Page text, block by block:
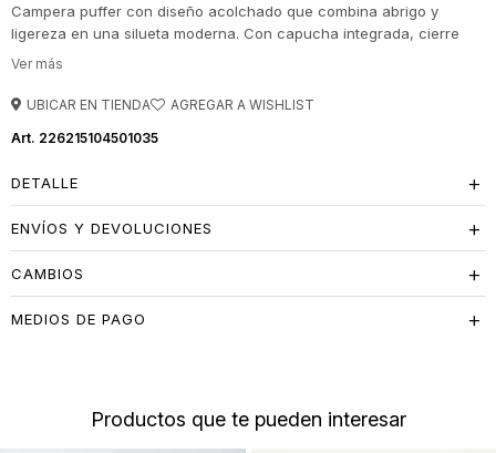
Campera puffer con diseño acolchado que combina abrigo y
ligereza en una silueta moderna. Con capucha integrada, cierre
frontal y bolsillos funcionales, es ideal para acompañar el día a día
UBICAR EN TIENDA
226215104501035
DETALLE
ENVÍOS Y DEVOLUCIONES
CAMBIOS
MEDIOS DE PAGO
Productos que te pueden interesar